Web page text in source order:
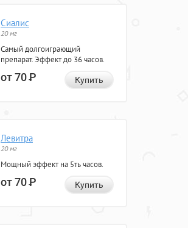
Сиалис
20 мг
Самый долгоиграющий
препарат. Эффект до 36 часов.
от 70Р Купить
Левитра
20 мг
Мощный эффект на 5ть часов.
от 70Р Купить